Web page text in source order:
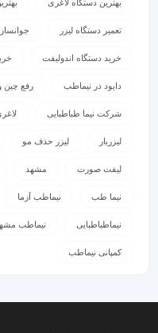
بهترین دستگاه لاغری
تعمیر دستگاه لیزر
خرید دستگاه اندولیفت
دایود در نیماطب رفع چین
شرکت نیما طباطبایی
لیزربار لیزر حذف مو
لیفت صورت مشهد
نیما طب نیماطب آزما
نیماطباطبایی نیماطب
کمپانی نیماطب